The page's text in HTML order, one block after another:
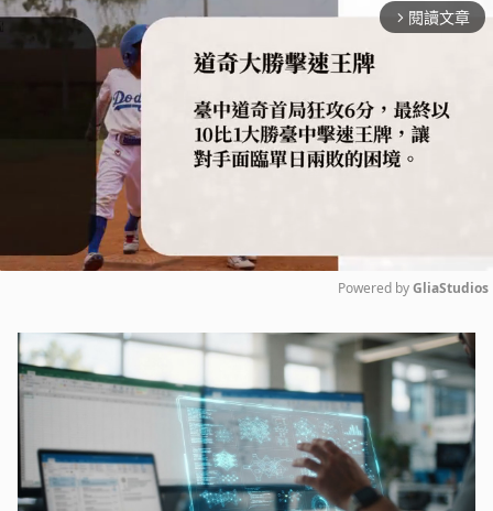
arrow_forward_ios 閱讀文章
Mute
Powered by GliaStudios